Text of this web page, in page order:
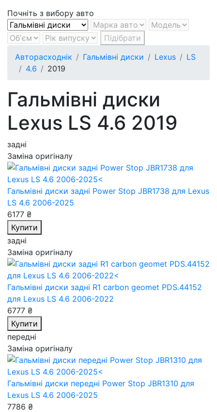
Почніть з вибору авто
Підібрати
Авторасходнік
Гальмівні диски Lexus
LS
4.6
2019
Гальмівні диски
Lexus LS 4.6 2019
задні
Заміна оригіналу
Гальмівні диски задні Power Stop JBR1738 для Lexus
LS 4.6 2006-2025
6177 ₴
Купити
задні
Заміна оригіналу
Гальмівні диски задні R1 carbon geomet PDS.44152
для Lexus LS 4.6 2006-2022
6777 ₴
Купити
передні
Заміна оригіналу
Гальмівні диски передні Power Stop JBR1310 для
Lexus LS 4.6 2006-2025
7786 ₴